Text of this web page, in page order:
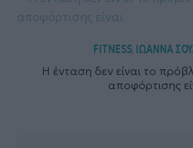
FITNESS, ΙΩΑΝΝΑ
Η ένταση δεν είναι το
αποφόρτισης